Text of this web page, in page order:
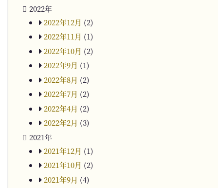
2022年
2022年12月 (2)
2022年11月 (1)
2022年10月 (2)
2022年9月 (1)
2022年8月 (2)
2022年7月 (2)
2022年4月 (2)
2022年2月 (3)
2021年
2021年12月 (1)
2021年10月 (2)
2021年9月 (4)